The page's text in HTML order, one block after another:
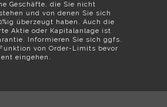
Geschäfte, die Sie nicht
und von denen Sie sich
überzeugt haben. Auch die
Aktie oder Kapitalanlage ist
Informieren Sie sich ggfs.
von Order-Limits bevor
eingehen.